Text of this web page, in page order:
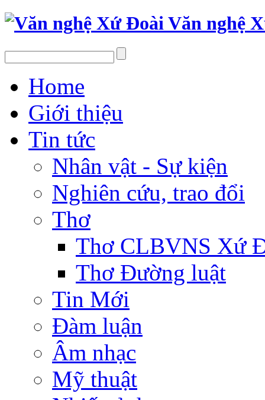
Văn nghệ
Home
Giới thiệu
Tin tức
Nhân vật - Sự kiện
Nghiên cứu, trao đổi
Thơ
Thơ CLBVNS Xứ
Thơ Đường luật
Tin Mới
Đàm luận
Âm nhạc
Mỹ thuật